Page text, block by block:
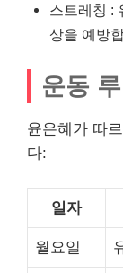
스트레칭 :
상을 예방
운동
윤은혜가 따
다:
일자
월요일